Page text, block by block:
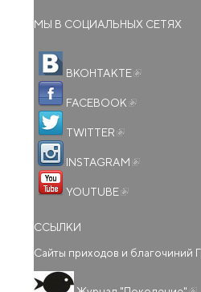
МЫ В СОЦИАЛЬНЫХ СЕТЯХ
ВКОНТАКТЕ
FACEBOOK
TWITTER
INSTAGRAM
YOUTUBE
ССЫЛКИ
Сайты приходов и благочиний